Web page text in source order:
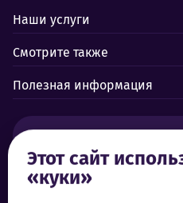
Этот сайт
«куки»
Наши услуги
Смотрите также
Полезная информация
Центр управления Forus